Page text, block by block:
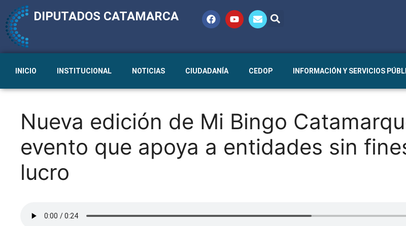
DIPUTADOS CATAMARCA
INICIO INSTITUCIONAL NOTICIAS CIUDADANÍA CEDOP INFORMACIÓN Y SERVICIOS
Nueva edición de Mi Bingo
evento que apoya a entidades sin
lucro